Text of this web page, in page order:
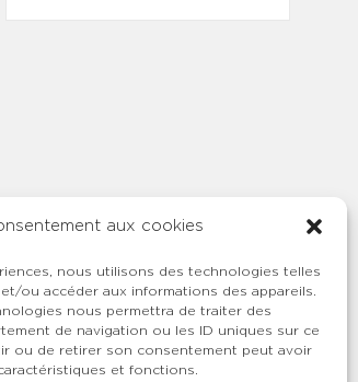
aux cookies
nous utilisons des technologies telles
ou accéder aux informations des appareils.
nous permettra de traiter des
de navigation ou les ID uniques sur ce
ou de retirer son consentement peut avoir
et fonctions.